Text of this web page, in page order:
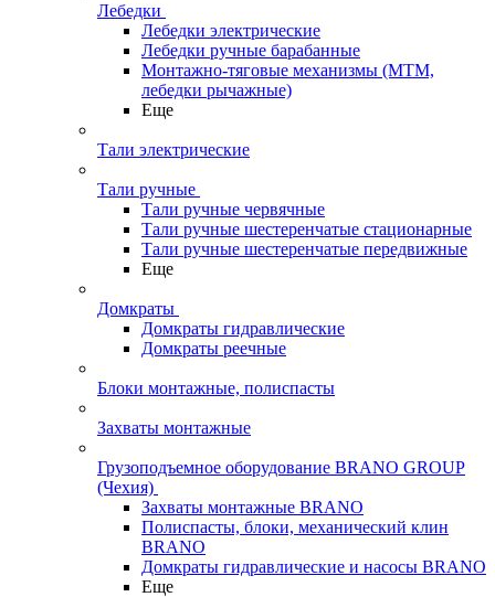
Лебедки
Лебедки электрические
Лебедки ручные барабанные
Монтажно-тяговые механизмы (МТМ,
лебедки рычажные)
Еще
Тали электрические
Тали ручные
Тали ручные червячные
Тали ручные шестеренчатые стационарные
Тали ручные шестеренчатые передвижные
Еще
Домкраты
Домкраты гидравлические
Домкраты реечные
Блоки монтажные, полиспасты
Захваты монтажные
Грузоподъемное оборудование BRANO GROUP
(Чехия)
Захваты монтажные BRANO
Полиспасты, блоки, механический клин
BRANO
Домкраты гидравлические и насосы BRANO
Еще